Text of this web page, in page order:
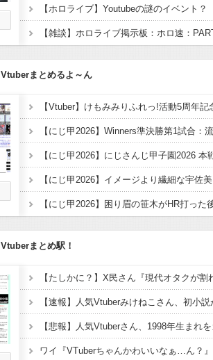
【ホロライブ】Youtubeの謎のイベント？
Vtuberまとめるよ～ん
【にじ甲2026】イメージより繊細な宇佐美
Vtuberまとめ駅！